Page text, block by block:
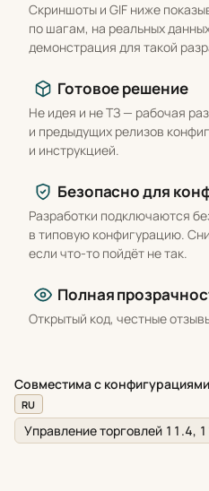
Скриншоты и GIF ниже
по шагам, на реальных
демонстрация для такой
Готовое решение
Не идея и не ТЗ — рабочая
и предыдущих релизов
и инструкцией.
Безопасно для
Разработки подключаются
в типовую конфигурацию.
если что-то пойдёт не так.
Полная
Открытый код, честные
Совместима с
RU
Управление торговлей 11.4,